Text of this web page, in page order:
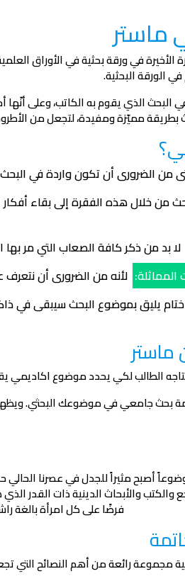
ماستر
في ورقة بحثية في الأوراق
الورقة البحثية.
البحث الذي يقوم به الكاتب، وعلى
بطريقة مميّزة ومفيدة، لتجعل من
الضرورى أن تكون واردة في البحث
من خلال هذه الفقرة إلى بقاء
لا بد من ذكر كافة الصعاب التي مر
لأنه من الضرورى أن نتعرف
يليق بموضوع البحث سيبقى في
الطالب لكي يحدد موضوع اكاديمي
بحث جامعي في موضوعك البحثي.
أصبح مثيراً للجدل في عصرنا
والكتب والأبحاث الدينية ذات
فرضًا على كل امرأة بالغة
مجموعة رائعة من أهم النصائح